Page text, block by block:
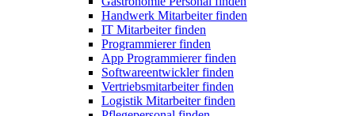
Handwerk Mitarbeiter finden
IT Mitarbeiter finden
Programmierer finden
App Programmierer finden
Softwareentwickler finden
Vertriebsmitarbeiter finden
Logistik Mitarbeiter finden